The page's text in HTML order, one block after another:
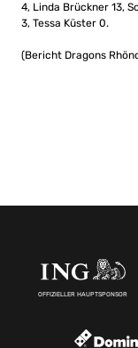
4, Linda Brückner 13,
3, Tessa Küster 0.
(Bericht Dragons
OFFIZIELLER HAUPTSPONSOR